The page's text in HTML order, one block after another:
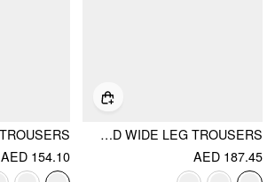
MID RISE O-RING BELTED RUCHED DRAPED WIDE LEG TROUSERS
AED 187.45
AED 154.10